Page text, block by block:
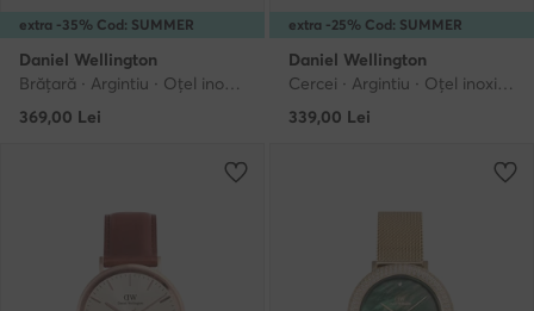
extra -35% Cod: SUMMER
Daniel Wellington
Brățară · Argintiu · Oțel inoxidabil
369,00 Lei
extra -25% Cod: SUMMER
Daniel Wellington
Cercei · Argintiu · Oțel inoxidabil
339,00 Lei